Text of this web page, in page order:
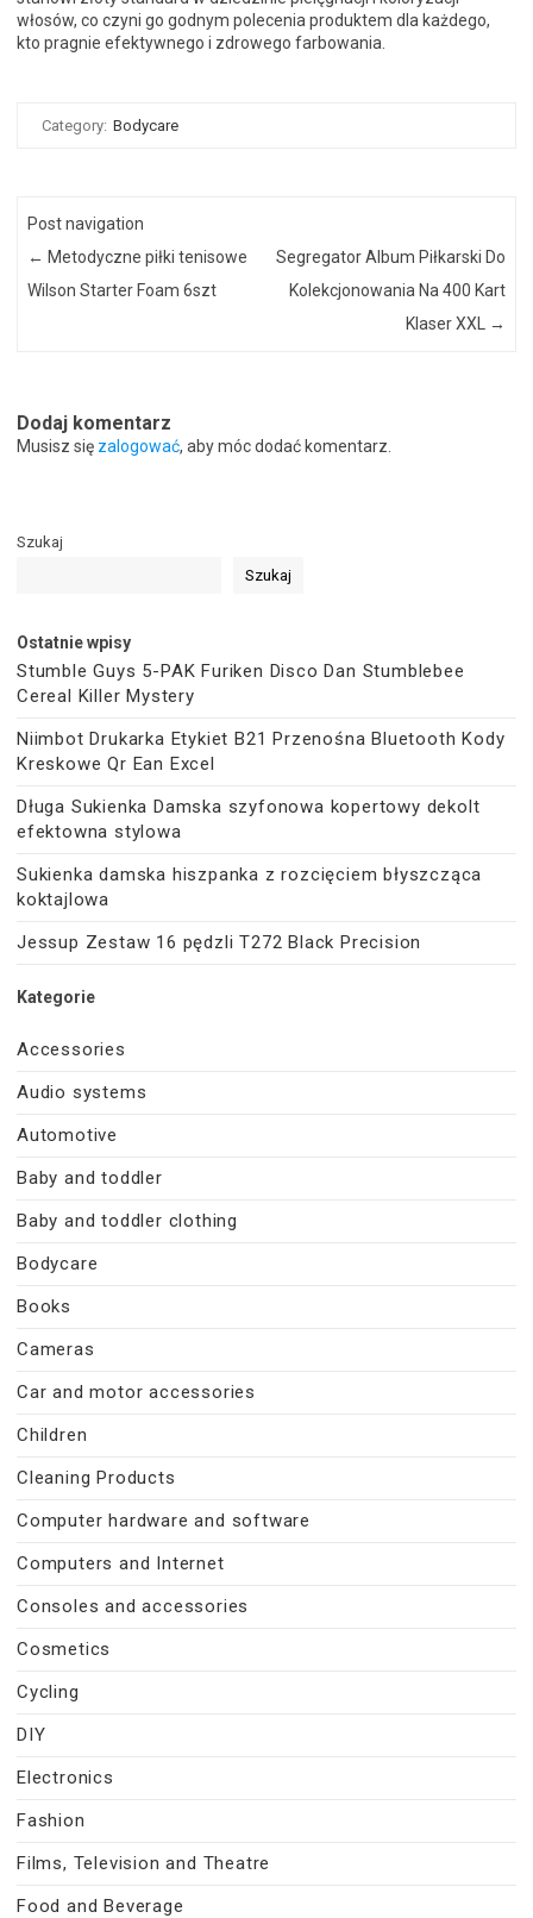
włosów, co czyni go godnym polecenia produktem dla każdego,
kto pragnie efektywnego i zdrowego farbowania.
Category: Bodycare
Post navigation
← Metodyczne piłki tenisowe
Wilson Starter Foam 6szt
Segregator Album Piłkarski Do
Kolekcjonowania Na 400 Kart
Klaser XXL →
Dodaj komentarz
Musisz się zalogować, aby móc dodać komentarz.
Szukaj
Szukaj
Ostatnie wpisy
Stumble Guys 5-PAK Furiken Disco Dan Stumblebee
Cereal Killer Mystery
Niimbot Drukarka Etykiet B21 Przenośna Bluetooth Kody
Kreskowe Qr Ean Excel
Długa Sukienka Damska szyfonowa kopertowy dekolt
efektowna stylowa
Sukienka damska hiszpanka z rozcięciem błyszcząca
koktajlowa
Jessup Zestaw 16 pędzli T272 Black Precision
Kategorie
Accessories
Audio systems
Automotive
Baby and toddler
Baby and toddler clothing
Bodycare
Books
Cameras
Car and motor accessories
Children
Cleaning Products
Computer hardware and software
Computers and Internet
Consoles and accessories
Cosmetics
Cycling
DIY
Electronics
Fashion
Films, Television and Theatre
Food and Beverage